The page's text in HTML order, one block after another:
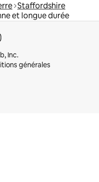
Staffordshire
et longue durée
Inc.
générales